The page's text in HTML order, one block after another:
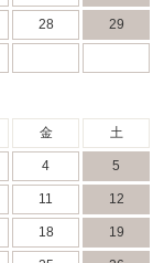
28 29
金 土
4 5
11 12
18 19